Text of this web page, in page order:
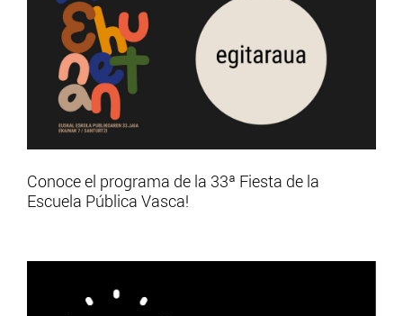
Conoce el programa de la 33ª Fiesta de la
Escuela Pública Vasca!